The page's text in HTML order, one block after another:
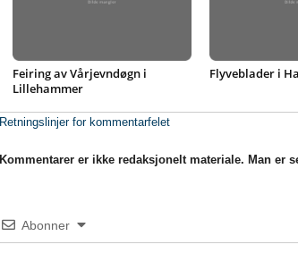
Feiring av Vårjevndøgn i
Lillehammer
Flyveblader i
Retningslinjer for kommentarfelet
Kommentarer er ikke redaksjonelt materiale. Man er
Abonner